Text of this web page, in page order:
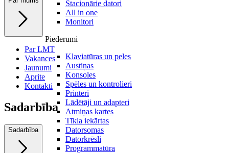
Stacionārie datori
All in one
Monitori
Piederumi
Klaviatūras un peles
Austiņas
Konsoles
Spēles un kontrolieri
Printeri
Lādētāji un adapteri
Atmiņas kartes
Tīkla iekārtas
Datorsomas
Datorkrēsli
Programmatūra
Par LMT
Vakances
Jaunumi
Aprite
Kontakti
Sadarbība
Sadarbība